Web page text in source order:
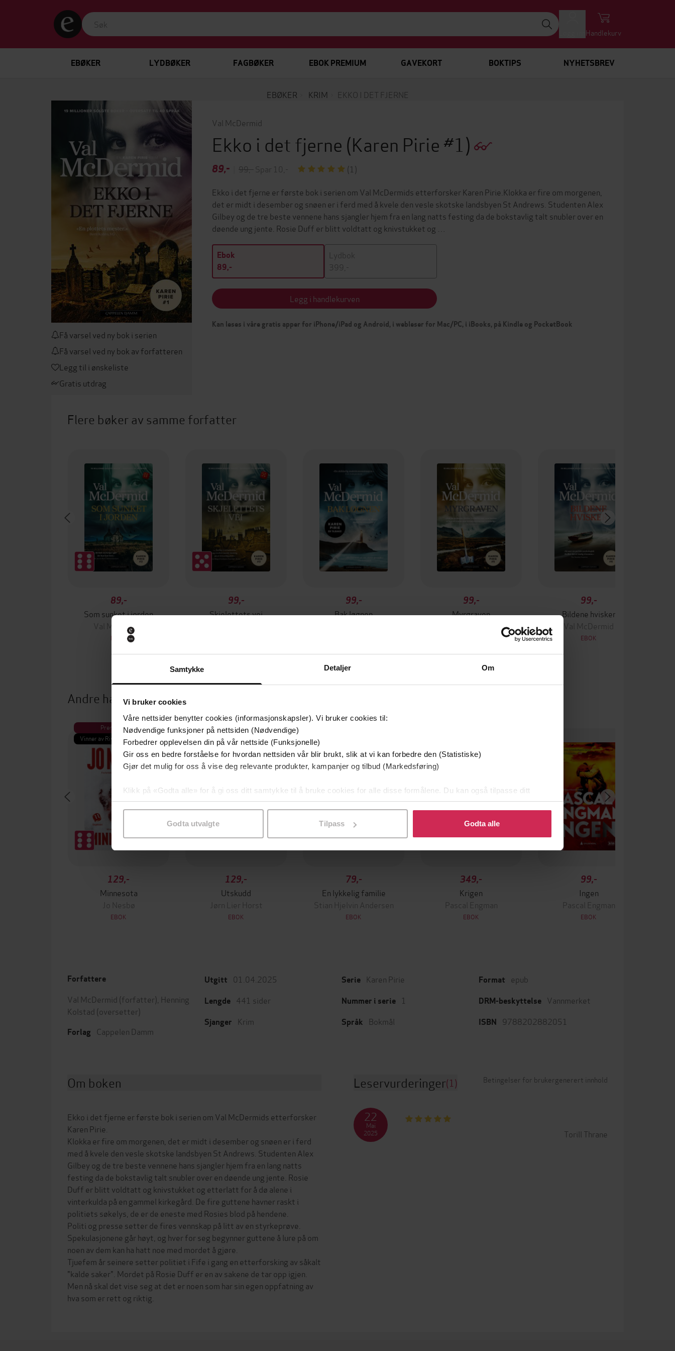
Samtykke Detaljer Om
Vi bruker cookies
Våre nettsider benytter cookies (informasjonskapsler). Vi bruker cookies til:
Nødvendige funksjoner på nettsiden (Nødvendige)
Forbedrer opplevelsen din på vår nettside (Funksjonelle)
Gir oss en bedre forståelse for hvordan nettsiden vår blir brukt, slik at vi kan forbedre den (Statistiske)
Gjør det mulig for oss å vise deg relevante produkter, kampanjer og tilbud (Markedsføring)
Klikk på «Godta alle» for å gi oss ditt samtykke til å bruke cookies for alle disse formålene. Du kan også tilpasse ditt
samtykke til spesifikke formål ved å klikke på «Tilpass». Du kan når som helst trekke tilbake eller endre ditt samtykke.
Godta utvalgte Tilpass Godta alle
Handlekurv
EBØKER LYDBØKER FAGBØKER EBOK PREMIUM GAVEKORT BOKTIPS NYHETSBREV
EBØKER KRIM EKKO I DET FJERNE
Få varsel ved ny bok i serien
Få varsel ved ny bok av forfatteren
Legg til i ønskeliste
Gratis utdrag
Val McDermid
Ekko i det fjerne (Karen Pirie #1)
89,- 99,- Spar 10,-
(1)
Ekko i det fjerne er første bok i serien om Val McDermids etterforsker Karen Pirie.Klokka er fire om morgenen,
det er midt i desember og snøen er i ferd med å kvele den vesle skotske landsbyen St Andrews. Studenten Alex
Gilbey og de tre beste vennene hans sjangler hjem fra en lang natts festing da de bokstavlig talt snubler over en
døende ung jente. Rosie Duff er blitt voldtatt og knivstukket og …
Ebok
89,-
Lydbok
399,-
Legg i handlekurven
Kan leses i våre gratis apper for iPhone/iPad og Android, i webleser for Mac/PC, i iBooks, på Kindle og PocketBook
Flere bøker av samme forfatter
89,-
Som sunket i jorden
Val McDermid
EBOK
99,-
Skjelettets vei
99,-
Bak løgnen
99,-
Myrgraven
99,-
Bildene hvisker
Val McDermid
EBOK
Andre har også kjøpt
Premium
Vinner av Rivertonprisen
129,-
Minnesota
Jo Nesbø
EBOK
Premium
Første gang på tilbud
129,-
Utskudd
Jørn Lier Horst
EBOK
79,-
En lykkelig familie
Stian Hjelvin Andersen
EBOK
349,-
Krigen
Pascal Engman
EBOK
99,-
Ingen
Pascal Engman
EBOK
Forfattere
Val McDermid (forfatter), Henning
Kolstad (oversetter)
Forlag Cappelen Damm
Utgitt 01.04.2025
Lengde 441 sider
Sjanger Krim
Serie Karen Pirie
Nummer i serie 1
Språk Bokmål
Format epub
DRM-beskyttelse Vannmerket
ISBN 9788202882051
Om boken
Ekko i det fjerne er første bok i serien om Val McDermids etterforsker
Karen Pirie.
Klokka er fire om morgenen, det er midt i desember og snøen er i ferd
med å kvele den vesle skotske landsbyen St Andrews. Studenten Alex
Gilbey og de tre beste vennene hans sjangler hjem fra en lang natts
festing da de bokstavlig talt snubler over en døende ung jente. Rosie
Duff er blitt voldtatt og knivstukket og etterlatt for å dø alene i
vinterkulda på en gammel kirkegård. De fire guttene havner raskt i
politiets søkelys, de er de eneste med Rosies blod på hendene.
Politi og presse setter de fires vennskap på litt av en styrkeprøve.
Spekulasjonene går høyt, og hver for seg begynner guttene å lure på om
noen av dem kan ha hatt noe med mordet å gjøre.
Tjuefem år seinere setter politiet i Fife i gang en etterforsking av såkalt
"kalde saker". Mordet på Rosie Duff er en av sakene de tar opp igjen.
Men nå skal det vise seg at det er noen som har sin egen oppfatning av
hva som er rett og riktig.
Leservurderinger(1) Betingelser for brukergenerert innhold
Torill Thrane
22
Mai
2025